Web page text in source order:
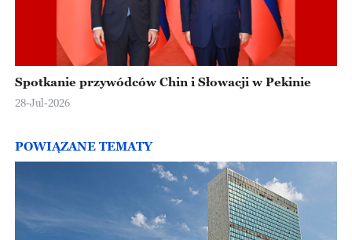
Spotkanie przywódców Chin i Słowacji w Pekinie
28-Jul-2026
POWIĄZANE TEMATY